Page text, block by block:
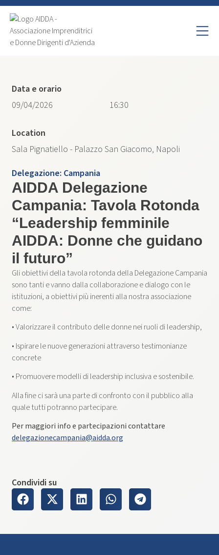
Delegazione: Campania
AIDDA Delegazione
Campania: Tavola Rotonda
“Leadership femminile
AIDDA: Donne che guidano
il futuro”
Gli obiettivi della tavola rotonda della Delegazione Campania
sono tanti e vanno dalla collaborazione e dialogo con le
istituzioni, a obiettivi più inerenti alla nostra associazione
come:
• Valorizzare il contributo delle donne nei ruoli di leadership,
• Ispirare le nuove generazioni attraverso testimonianze
concrete
• Promuovere modelli di leadership inclusiva e sostenibile.
Alla fine ci sarà una parte di confronto con il pubblico alla
quale tutti potranno partecipare.
Per maggiori info e partecipazioni contattare
delegazionecampania@aidda.org
Condividi su
Data e orario
09/04/2026
16:30
Location
Sala Pignatiello - Palazzo San Giacomo, Napoli